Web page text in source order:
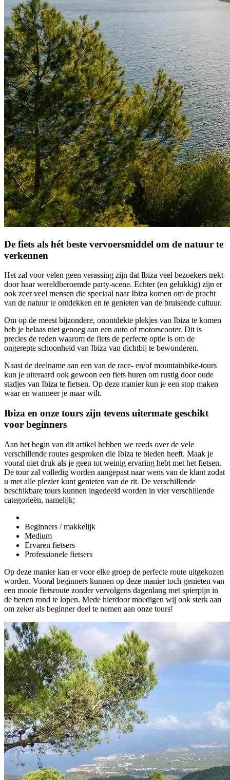
De fiets als hét beste vervoersmiddel om de natuur te
verkennen
Het zal voor velen geen verassing zijn dat Ibiza veel bezoekers trekt
door haar wereldberoemde party-scene. Echter (en gelukkig) zijn er
ook zeer veel mensen die speciaal naar Ibiza komen om de pracht
van de natuur te ontdekken en te genieten van de bruisende cultuur.
Om op de meest bijzondere, onontdekte plekjes van Ibiza te komen
heb je helaas niet genoeg aan een auto of motorscooter. Dit is
precies de reden waarom de fiets de perfecte optie is om de
ongerepte schoonheid van Ibiza van dichtbij te bewonderen.
Naast de deelname aan een van de race- en/of mountainbike-tours
kun je uiteraard ook gewoon een fiets huren om rustig door oude
stadjes van Ibiza te fietsen. Op deze manier kun je een stop maken
waar en wanneer je maar wilt.
Ibiza en onze tours zijn tevens uitermate geschikt
voor beginners
Aan het begin van dit artikel hebben we reeds over de vele
verschillende routes gesproken die Ibiza te bieden heeft. Maak je
vooral niet druk als je geen tot weinig ervaring hebt met het fietsen.
De tour zal volledig worden aangepast naar wens van de klant zodat
u met alle plezier kunt genieten van de rit. De verschillende
beschikbare tours kunnen ingedeeld worden in vier verschillende
categorieën, namelijk;
Beginners / makkelijk
Medium
Ervaren fietsers
Professionele fietsers
Op deze manier kan er voor elke groep de perfecte route uitgekozen
worden. Vooral beginners kunnen op deze manier toch genieten van
een mooie fietsroute zonder vervolgens dagenlang met spierpijn in
de benen rond te lopen. Mede hierdoor moedigen wij ook sterk aan
om zeker als beginner deel te nemen aan onze tours!